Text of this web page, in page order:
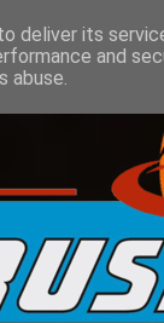
deliver its
and
abuse.